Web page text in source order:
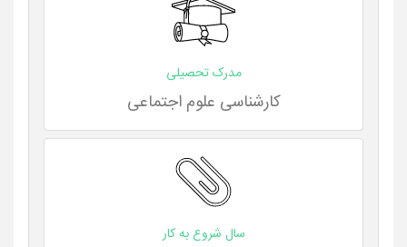
مدرک تحصیلی
کارشناسی علوم اجتماعی
سال شروع به کار